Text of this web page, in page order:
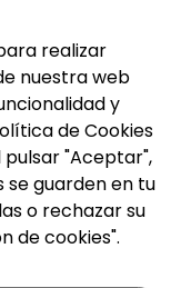
realizar
nuestra web
y
de Cookies
"Aceptar",
se guarden en tu
o rechazar su
de cookies".